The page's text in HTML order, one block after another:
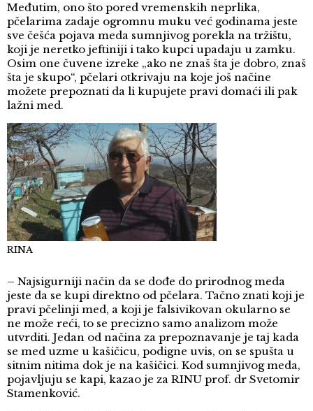
Međutim, ono što pored vremenskih neprlika,
pčelarima zadaje ogromnu muku već godinama jeste
sve češća pojava meda sumnjivog porekla na tržištu,
koji je neretko jeftiniji i tako kupci upadaju u zamku.
Osim one čuvene izreke „ako ne znaš šta je dobro, znaš
šta je skupo“, pčelari otkrivaju na koje još načine
možete prepoznati da li kupujete pravi domaći ili pak
lažni med.
RINA
– Najsigurniji način da se dođe do prirodnog meda
jeste da se kupi direktno od pčelara. Tačno znati koji je
pravi pčelinji med, a koji je falsivikovan okularno se
ne može reći, to se precizno samo analizom može
utvrditi. Jedan od načina za prepoznavanje je taj kada
se med uzme u kašičicu, podigne uvis, on se spušta u
sitnim nitima dok je na kašičici. Kod sumnjivog meda,
pojavljuju se kapi, kazao je za RINU prof. dr Svetomir
Stamenković.